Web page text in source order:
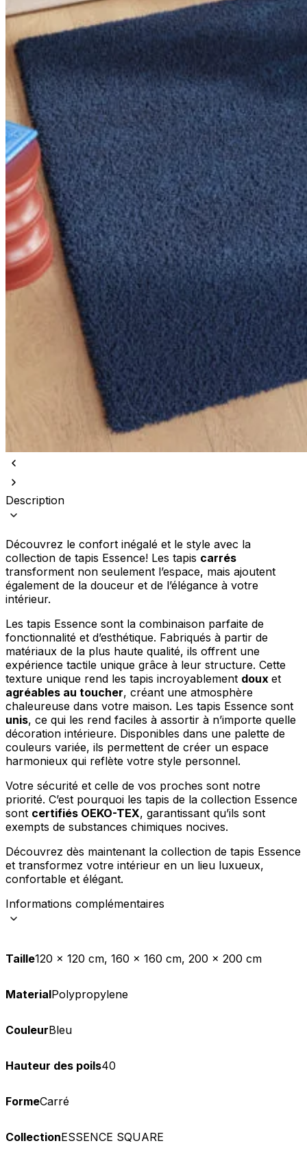
Description
Découvrez le confort inégalé et le style avec la
collection de tapis Essence! Les tapis carrés
transforment non seulement l’espace, mais ajoutent
également de la douceur et de l’élégance à votre
intérieur.
Les tapis Essence sont la combinaison parfaite de
fonctionnalité et d’esthétique. Fabriqués à partir de
matériaux de la plus haute qualité, ils offrent une
expérience tactile unique grâce à leur structure. Cette
texture unique rend les tapis incroyablement doux et
agréables au toucher, créant une atmosphère
chaleureuse dans votre maison. Les tapis Essence sont
unis, ce qui les rend faciles à assortir à n’importe quelle
décoration intérieure. Disponibles dans une palette de
couleurs variée, ils permettent de créer un espace
harmonieux qui reflète votre style personnel.
Votre sécurité et celle de vos proches sont notre
priorité. C’est pourquoi les tapis de la collection Essence
sont certifiés OEKO-TEX, garantissant qu’ils sont
exempts de substances chimiques nocives.
Découvrez dès maintenant la collection de tapis Essence
et transformez votre intérieur en un lieu luxueux,
confortable et élégant.
Informations complémentaires
Taille120 x 120 cm, 160 x 160 cm, 200 x 200 cm
MaterialPolypropylene
CouleurBleu
Hauteur des poils40
FormeCarré
CollectionESSENCE SQUARE